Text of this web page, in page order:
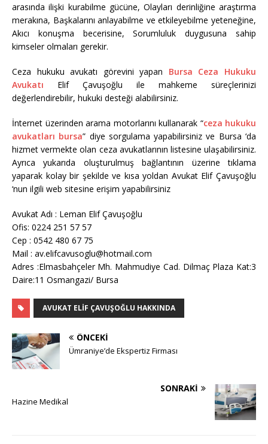
arasında ilişki kurabilme gücüne, Olayları derinliğine araştırma
merakına, Başkalarını anlayabilme ve etkileyebilme yeteneğine,
Akıcı konuşma becerisine, Sorumluluk duygusuna sahip
kimseler olmaları gerekir.
Ceza hukuku avukatı görevini yapan Bursa Ceza Hukuku
Avukatı Elif Çavuşoğlu ile mahkeme süreçlerinizi
değerlendirebilir, hukuki desteği alabilirsiniz.
İnternet üzerinden arama motorlarını kullanarak “ceza hukuku
avukatları bursa” diye sorgulama yapabilirsiniz ve Bursa ‘da
hizmet vermekte olan ceza avukatlarının listesine ulaşabilirsiniz.
Ayrıca yukarıda oluşturulmuş bağlantının üzerine tıklama
yaparak kolay bir şekilde ve kısa yoldan Avukat Elif Çavuşoğlu
‘nun ilgili web sitesine erişim yapabilirsiniz
Avukat Adı : Leman Elif Çavuşoğlu
Ofis: 0224 251 57 57
Cep : 0542 480 67 75
Mail : av.elifcavusoglu@hotmail.com
Adres :Elmasbahçeler Mh. Mahmudiye Cad. Dilmaç Plaza Kat:3
Daire:11 Osmangazi/ Bursa
AVUKAT ELIF ÇAVUŞOĞLU HAKKINDA
ÖNCEKI
Ümraniye’de Ekspertiz Firması
SONRAKI
Hazine Medikal